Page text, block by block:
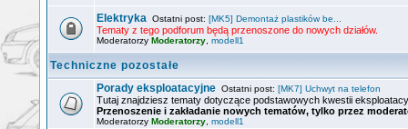
Elektryka Ostatni post: [MK5] Demontaż plastików be...
Tematy z tego podforum będą przenoszone do nowych działów.
Moderatorzy Moderatorzy modell1
Techniczne pozostałe
Porady eksploatacyjne Ostatni post: [MK7] Uchwyt na telefon
Tutaj znajdziesz tematy dotyczące podstawowych kwestii
Przenoszenie i zakładanie nowych tematów, tylko przez
Moderatorzy Moderatorzy modell1